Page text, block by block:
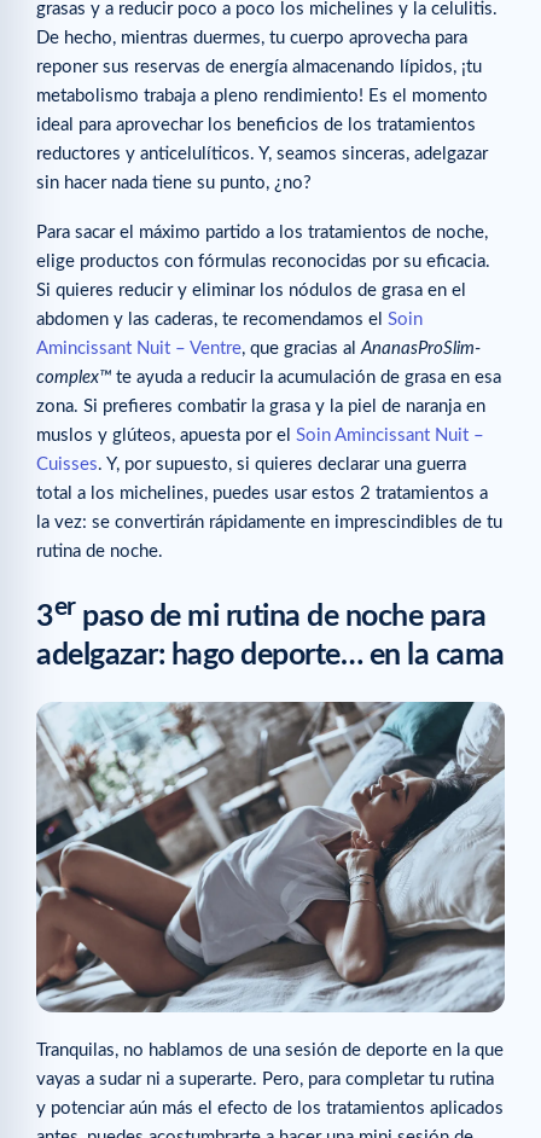
grasas y a reducir poco a poco los michelines y la celulitis.
De hecho, mientras duermes, tu cuerpo aprovecha para
reponer sus reservas de energía almacenando lípidos, ¡tu
metabolismo trabaja a pleno rendimiento! Es el momento
ideal para aprovechar los beneficios de los tratamientos
reductores y anticelulíticos. Y, seamos sinceras, adelgazar
sin hacer nada tiene su punto, ¿no?
Para sacar el máximo partido a los tratamientos de noche,
elige productos con fórmulas reconocidas por su eficacia.
Si quieres reducir y eliminar los nódulos de grasa en el
abdomen y las caderas, te recomendamos el Soin
Amincissant Nuit – Ventre, que gracias alAnanasProSlim-
complex™ te ayuda a reducir la acumulación de grasa en esa
zona. Si prefieres combatir la grasa y la piel de naranja en
muslos y glúteos, apuesta por el Soin Amincissant Nuit –
Cuisses. Y, por supuesto, si quieres declarar una guerra
total a los michelines, puedes usar estos 2 tratamientos a
la vez: se convertirán rápidamente en imprescindibles de tu
rutina de noche.
3er paso de mi rutina de noche para
adelgazar: hago deporte… en la cama
Tranquilas, no hablamos de una sesión de deporte en la que
vayas a sudar ni a superarte. Pero, para completar tu rutina
y potenciar aún más el efecto de los tratamientos aplicados